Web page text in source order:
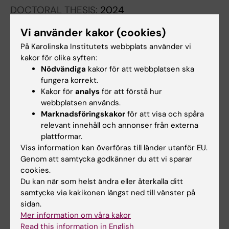
Vanky E
DOCTORAL THESIS: 2024
prokineticin-1 in pregnancy and offspring
outcome in women with polycystic ovary
syndrome
Trouva A
CONFERENCE PUBLICATION:
OBSTETRICIA ET GYNECOLOGICA
SCANDINAVICA.2023;102:36
Maternal thyroid function as predictor for
markers of insulin resistance in pregnant
women with polycystic ovary syndrome
Trouva A; Vanky E; Alvarsson M; Calissendorff
J; Asvold BO; Ujvari D; Hirschberg ALAlla författare
CONFERENCE PUBLICATION:
Vi använder kakor (cookies)
På Karolinska Institutets webbplats använder vi
kakor för olika syften:
Nödvändiga kakor för att webbplatsen ska
fungera korrekt.
Kakor för analys för att förstå hur
webbplatsen används.
Marknadsföringskakor för att visa och spåra
relevant innehåll och annonser från externa
plattformar.
Viss information kan överföras till länder utanför EU.
Genom att samtycka godkänner du att vi sparar
cookies.
Du kan när som helst ändra eller återkalla ditt
samtycke via kakikonen längst ned till vänster på
sidan.
Mer information om våra kakor
Read this information in English